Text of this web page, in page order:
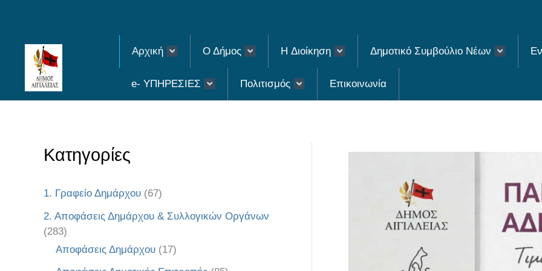
content
Αρχική Ο Δήμος H Διοίκηση Δημοτικό Συμβούλιο Νέων
e- ΥΠΗΡΕΣΙΕΣ Πολιτισμός Επικοινωνία
Κατηγορίες
1. Γραφείο Δημάρχου (67)
2. Αποφάσεις Δημάρχου & Συλλογικών Οργάνων
(283)
Αποφάσεις Δημάρχου (17)